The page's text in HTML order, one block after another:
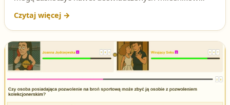
łowieckiej osobie z pozwoleniem kolekcjonerskim. Czy
wiesz, jak odpowiedzieć na to pytanie? Sprawdź swoją
wiedzę i przygotuj się do egzaminu na patent strzelecki!